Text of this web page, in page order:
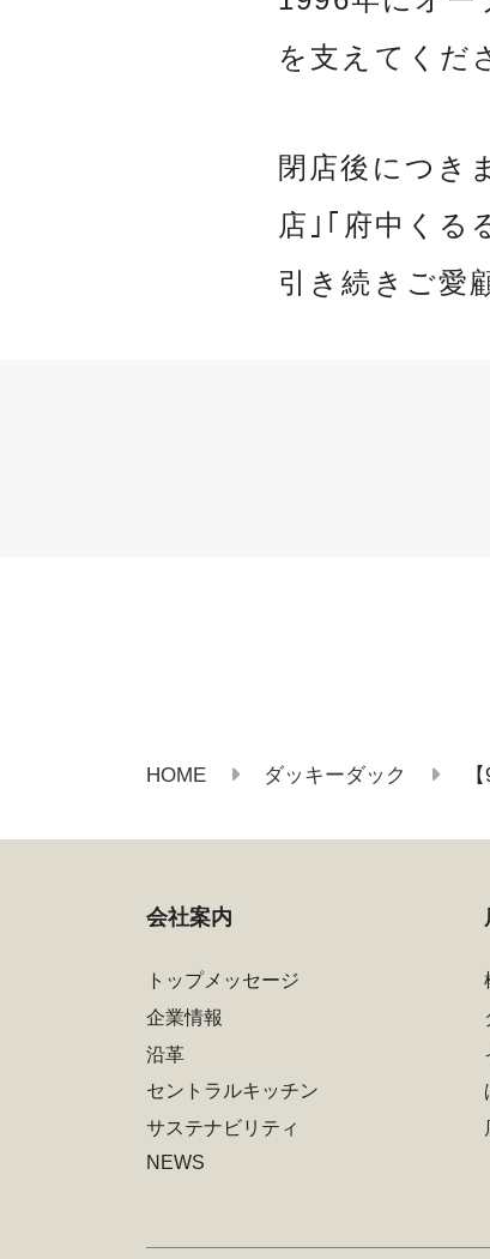
を支えてくだ
閉店後につき
店｣｢府中くる
引き続きご愛
HOME ダッキーダック
会社案内
トップメッセージ
企業情報
沿革
セントラルキッチン
サステナビリティ
NEWS